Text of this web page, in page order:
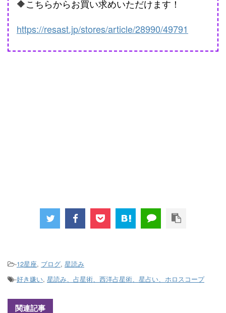
🔶こちらからお買い求めいただけます！
https://resast.jp/stores/article/28990/49791
-12星座, ブログ, 星読み
-好き嫌い, 星読み、占星術、西洋占星術、星占い、ホロスコープ
関連記事